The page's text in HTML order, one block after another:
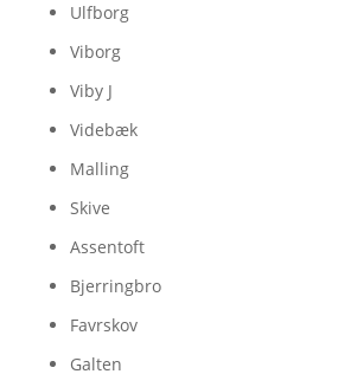
Ulfborg
Viborg
Viby J
Videbæk
Malling
Skive
Assentoft
Bjerringbro
Favrskov
Galten